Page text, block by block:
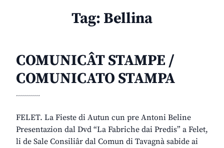
Tag: Bellina
COMUNICÂT STAMPE /
COMUNICATO STAMPA
............
FELET. La Fieste di Autun cun pre Antoni Beline
Presentazion dal Dvd “La Fabriche dai Predis” a Felet,
li de Sale Consiliâr dal Comun di Tavagnà sabide ai